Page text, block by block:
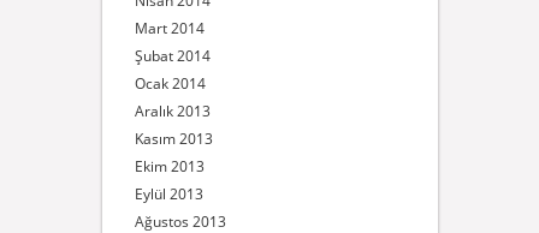
Mart 2014
Şubat 2014
Ocak 2014
Aralık 2013
Kasım 2013
Ekim 2013
Eylül 2013
Ağustos 2013